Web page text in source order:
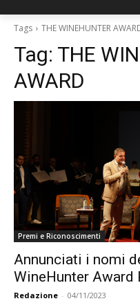
Tags THE WINEHUNTER
Tag: THE
AWARD
Premi e Riconoscimenti
Annunciati i nomi
WineHunter Award
Redazione - 04/11/2023